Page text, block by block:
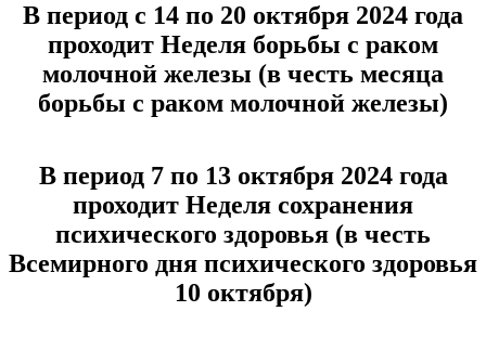
В период с 14 по 20 октября 2024 года
проходит Неделя борьбы с раком
молочной железы (в честь месяца
борьбы с раком молочной железы)
В период 7 по 13 октября 2024 года
проходит Неделя сохранения
психического здоровья (в честь
Всемирного дня психического здоровья
10 октября)